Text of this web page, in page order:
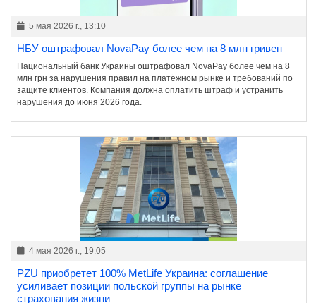
5 мая 2026 г., 13:10
НБУ оштрафовал NovaPay более чем на 8 млн гривен
Национальный банк Украины оштрафовал NovaPay более чем на 8
млн грн за нарушения правил на платёжном рынке и требований по
защите клиентов. Компания должна оплатить штраф и устранить
нарушения до июня 2026 года.
4 мая 2026 г., 19:05
PZU приобретет 100% MetLife Украина: соглашение
усиливает позиции польской группы на рынке
страхования жизни